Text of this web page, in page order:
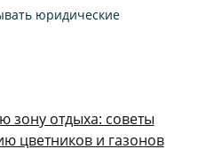
юридические